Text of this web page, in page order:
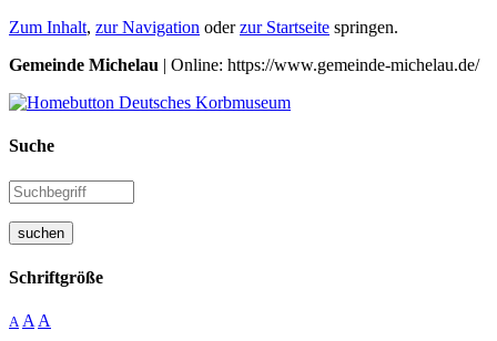
Zum Inhalt, zur Navigation oderzur Startseite springen.
Gemeinde Michelau | Online: https://www.gemeinde-michelau.de/
Suche
suchen
Schriftgröße
A A A